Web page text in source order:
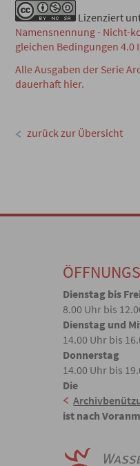
Lizenziert
Namensnennung - Nicht-
gleichen Bedingungen 4.0
Alle Ausgaben der Serie
dauerhaft hier.
zurück zur Übersicht
Dienstag bis
8.00 Uhr bis
Dienstag und
14.00 Uhr bis
Donnerstag
14.00 Uhr bis
Die
ist nach